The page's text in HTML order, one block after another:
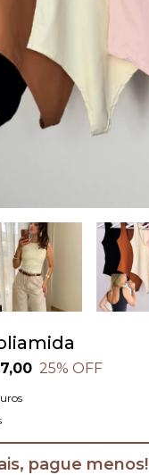
25% OFF
pague menos!